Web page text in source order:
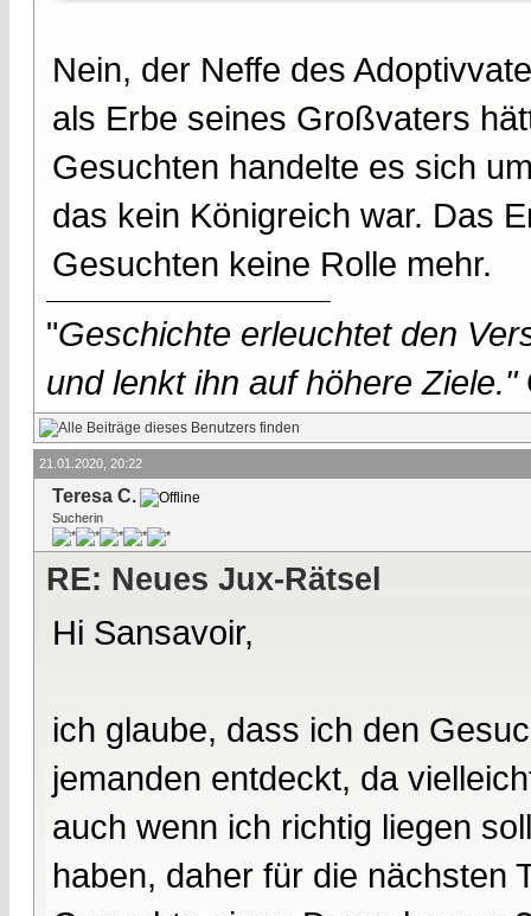
Nein, der Neffe des
als Erbe seines Großvaters
Gesuchten handelte es sich
das kein Königreich war. Das
Gesuchten keine Rolle mehr.
"Geschichte erleuchtet den
und lenkt ihn auf höhere Ziele."
21.01.2020, 20:22
Teresa C.
Sucherin
RE: Neues Jux-Rätsel
Hi Sansavoir,
ich glaube, dass ich den
jemanden entdeckt, da
auch wenn ich richtig liegen
haben, daher für die nächsten